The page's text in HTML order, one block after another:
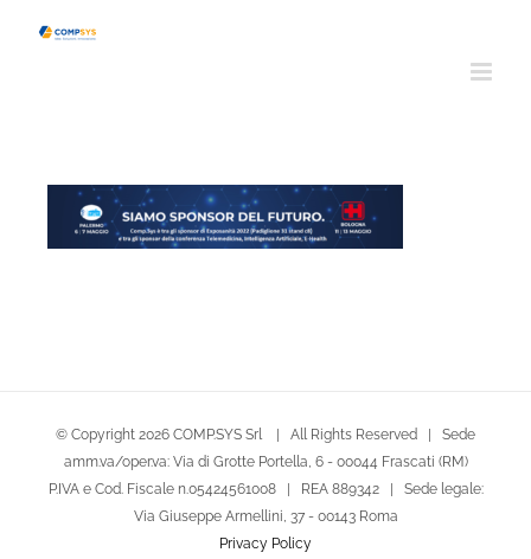
© Copyright 2026 COMP.SYS Srl | All Rights Reserved | Sede
amm.va/oper.va: Via di Grotte Portella, 6 - 00044 Frascati (RM)
P.IVA e Cod. Fiscale n.05424561008 | REA 889342 | Sede legale:
Via Giuseppe Armellini, 37 - 00143 Roma
Privacy Policy